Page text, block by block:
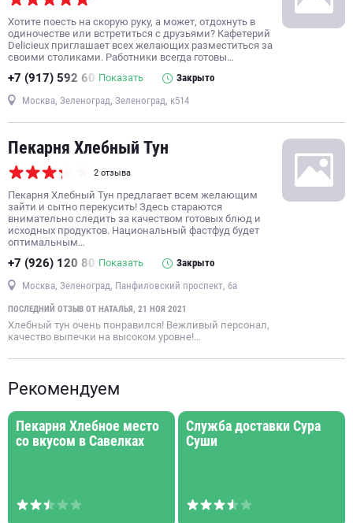
Хотите поесть на скорую руку, а может, отдохнуть в
одиночестве или встретиться с друзьями? Кафетерий
Delicieux приглашает всех желающих разместиться за
своими столиками. Работники всегда готовы…
+7 (917) 592 60 Показать Закрыто
Москва, Зеленоград, Зеленоград, к514
Пекарня Хлебный Тун
2 отзыва
Пекарня Хлебный Тун предлагает всем желающим
зайти и сытно перекусить! Здесь стараются
внимательно следить за качеством готовых блюд и
исходных продуктов. Национальный фастфуд будет
оптимальным…
+7 (926) 120 80 Показать Закрыто
Москва, Зеленоград, Панфиловский проспект, 6а
ПОСЛЕДНИЙ ОТЗЫВ ОТ НАТАЛЬЯ, 21 НОЯ 2021
Хлебный тун очень понравился! Вежливый персонал,
качество выпечки на высоком уровне!…
Рекомендуем
Пекарня Хлебное место
со вкусом в Савелках
Служба доставки Сура
Суши